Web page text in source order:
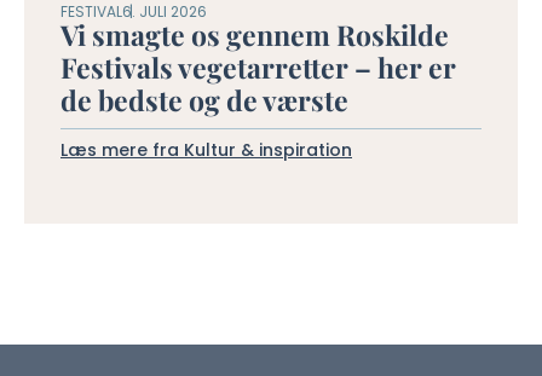
FESTIVAL6. JULI 2026
Vi smagte os gennem Roskilde
Festivals vegetarretter – her er
de bedste og de værste
Læs mere fra Kultur & inspiration